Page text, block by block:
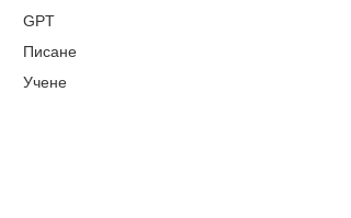
GPT
Писане
Учене